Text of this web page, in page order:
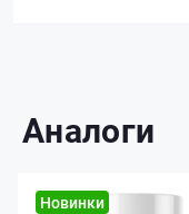
Аналоги
Новинки